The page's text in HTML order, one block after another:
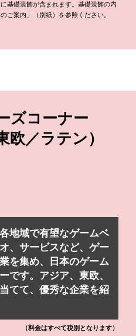
基礎装飾が含まれます。基礎装飾の内
ご案内」（別紙）を参照ください。
ズコーナー
欧／ラテン）
地域で有望なゲームベ
、サービスなど、ゲー
を集め、日本のゲーム
です。アジア、東欧、
てて、優秀な企業を紹
（料金はすべて税別となります）